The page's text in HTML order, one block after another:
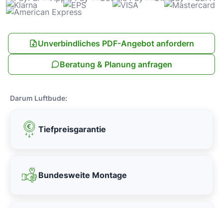
Unverbindliches PDF-Angebot anfordern
Beratung & Planung anfragen
Darum Luftbude:
Tiefpreisgarantie
Bundesweite Montage